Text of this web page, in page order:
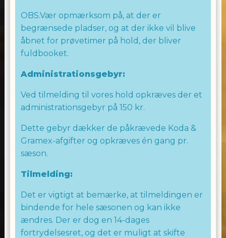
uforglemmelige øjeblikke fyldt med
danseglæde og energi.
Vi ser frem til at se dig i dansesalen!
WE LOVE TO DANCE
OBS.Vær opmærksom på, at der er
begrænsede pladser, og at der ikke vil blive
åbnet for prøvetimer på hold, der bliver
fuldbooket.
Administrationsgebyr:
Ved tilmelding til vores hold opkræves der et
administrationsgebyr på 150 kr.
Dette gebyr dækker de påkrævede Koda &
Gramex-afgifter og opkræves én gang pr.
sæson.
Tilmelding:
Det er vigtigt at bemærke, at tilmeldingen er
bindende for hele sæsonen og kan ikke
ændres. Der er dog en 14-dages
fortrydelsesret, og det er muligt at skifte